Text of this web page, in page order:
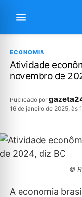
ECONOMIA
Atividade
novembro de
Publicado por
16 de janeiro de 2025, às
©
A economia